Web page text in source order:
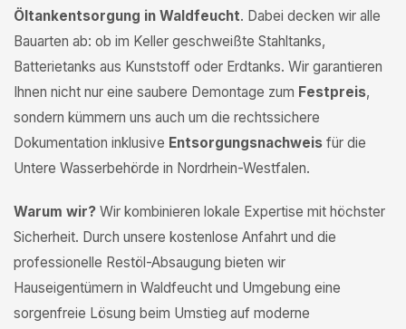
Öltankentsorgung in Waldfeucht. Dabei decken wir alle
Bauarten ab: ob im Keller geschweißte Stahltanks,
Batterietanks aus Kunststoff oder Erdtanks. Wir garantieren
Ihnen nicht nur eine saubere Demontage zum Festpreis,
sondern kümmern uns auch um die rechtssichere
Dokumentation inklusive Entsorgungsnachweis für die
Untere Wasserbehörde in Nordrhein-Westfalen.
Warum wir? Wir kombinieren lokale Expertise mit höchster
Sicherheit. Durch unsere kostenlose Anfahrt und die
professionelle Restöl-Absaugung bieten wir
Hauseigentümern in Waldfeucht und Umgebung eine
sorgenfreie Lösung beim Umstieg auf moderne